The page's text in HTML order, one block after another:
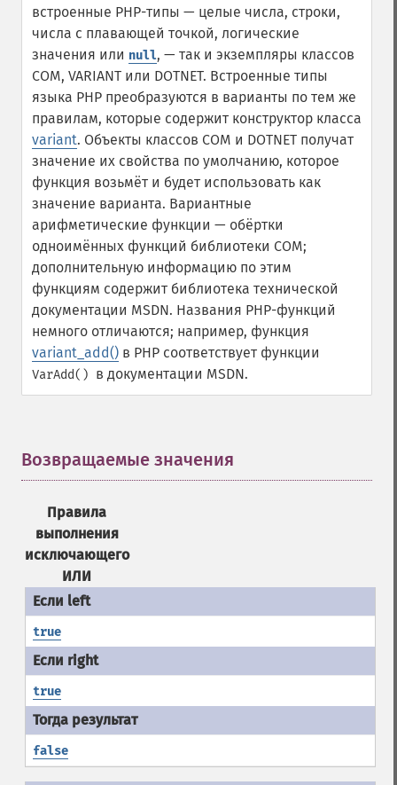
встроенные PHP-типы — целые числа, строки,
числа с плавающей точкой, логические
значения или null, — так и экземпляры классов
COM, VARIANT или DOTNET. Встроенные типы
языка PHP преобразуются в варианты по тем же
правилам, которые содержит конструктор класса
variant. Объекты классов COM и DOTNET получат
значение их свойства по умолчанию, которое
функция возьмёт и будет использовать как
значение варианта. Вариантные
арифметические функции — обёртки
одноимённых функций библиотеки COM;
дополнительную информацию по этим
функциям содержит библиотека технической
документации MSDN. Названия PHP-функций
немного отличаются; например, функция
variant_add() в PHP соответствует функции
VarAdd() в документации MSDN.
Возвращаемые значения
Правила
выполнения
исключающего
ИЛИ
true
true
false